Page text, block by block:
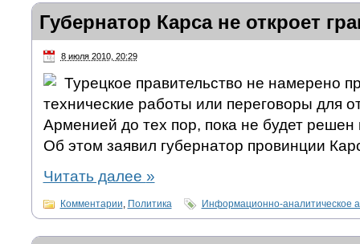
Губернатор Карса не откроет
8 июля 2010, 20:29
Турецкое правительство не намерено
технические работы или переговоры для
Арменией до тех пор, пока не будет решен
Об этом заявил губернатор провинции
Читать далее »
Комментарии, Политика Информационно-аналитическое